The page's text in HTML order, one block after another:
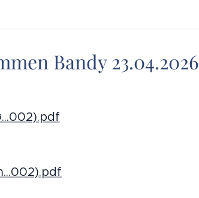
Bandy 23.04.2026